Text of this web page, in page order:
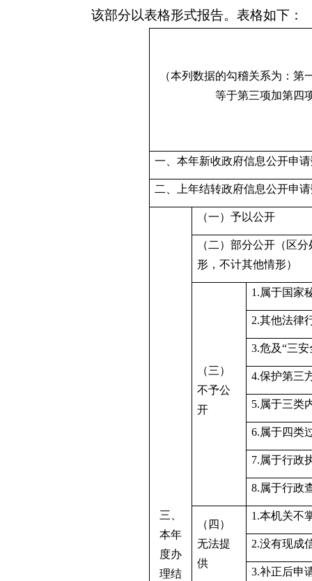
该部分以表格形式报告。表格如下：
（本列数据的勾稽关系为：第
等于第三项加第四
一、本年新收政府信息公开申
二、上年结转政府信息公开申
三、
本年
度办
理结
（一）予以公开
（二）部分公开（区
形，不计其他情形）
（三）
不予公
开
1.属于国家
2.其他法律
3.危及“三
4.保护第三
5.属于三类
6.属于四类
7.属于行政
8.属于行政
（四）
无法提
供
1.本机关不
2.没有现成
3.补正后申